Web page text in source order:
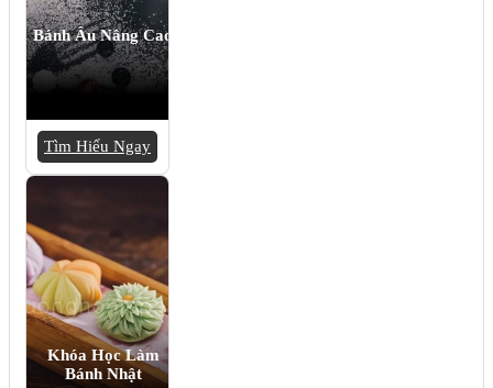
Bánh Âu Nâng Cao
Tìm Hiểu Ngay
Khóa Học Làm
Bánh Nhật